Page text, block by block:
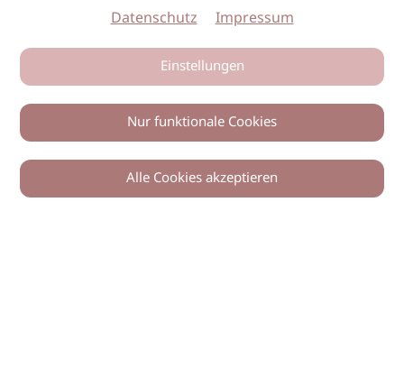
Datenschutz Impressum
Einstellungen
Nur funktionale Cookies
Alle Cookies akzeptieren